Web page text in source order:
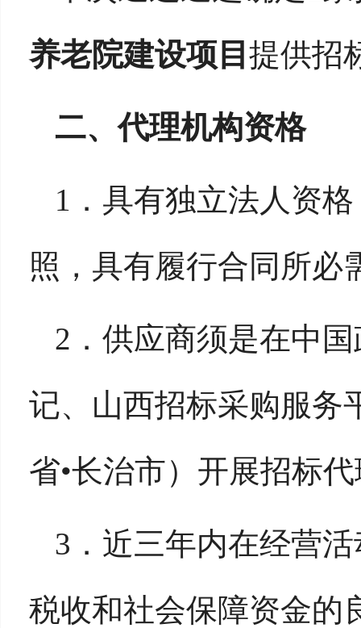
养老院建设项目 提供招
二、代理机构资格
1． 具有独立法人资
照，具有履行合同所必
2． 供应商须是在中
记、山西招标采购服务
省•长治市） 开展招标
3． 近三年内在经营
税收和社会保障资金的